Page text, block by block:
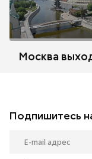
Москва
Подпишитесь